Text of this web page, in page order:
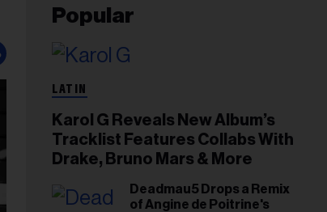
Popular
LATIN
Karol G Reveals New Album’s
Tracklist Features Collabs With
Drake, Bruno Mars & More
Deadmau5 Drops a Remix
of Angine de Poitrine's